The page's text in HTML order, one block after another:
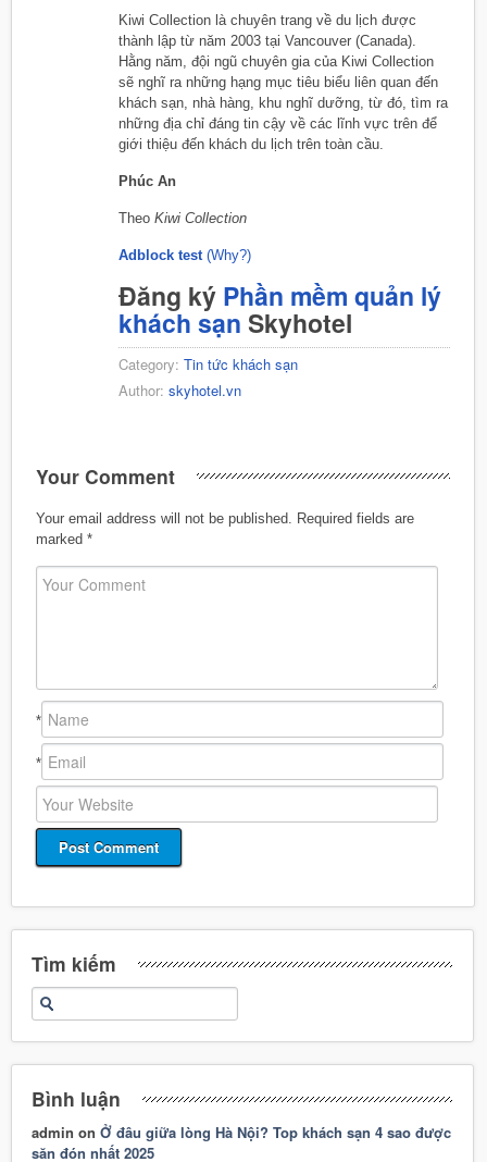
Kiwi Collection là chuyên trang về du lịch được
thành lập từ năm 2003 tại Vancouver (Canada).
Hằng năm, đội ngũ chuyên gia của Kiwi Collection
sẽ nghĩ ra những hạng mục tiêu biểu liên quan đến
khách sạn, nhà hàng, khu nghĩ dưỡng, từ đó, tìm ra
những địa chỉ đáng tin cậy về các lĩnh vực trên để
giới thiệu đến khách du lịch trên toàn cầu.
Phúc An
Theo Kiwi Collection
Adblock test (Why?)
Đăng ký Phần mềm quản lý
khách sạn Skyhotel
Category: Tin tức khách sạn
Author: skyhotel.vn
Your Comment
Your email address will not be published.
Required fields are
marked *
*
*
Tìm kiếm
Bình luận
admin onỞ đâu giữa lòng Hà Nội? Top khách sạn 4 sao được
săn đón nhất 2025